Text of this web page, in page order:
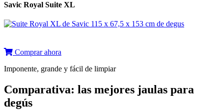
Savic Royal Suite XL
Comprar ahora
Imponente, grande y fácil de limpiar
Comparativa: las mejores jaulas para
degús